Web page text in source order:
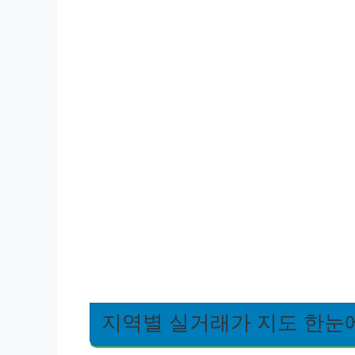
지역별 실거래가 지도 한눈